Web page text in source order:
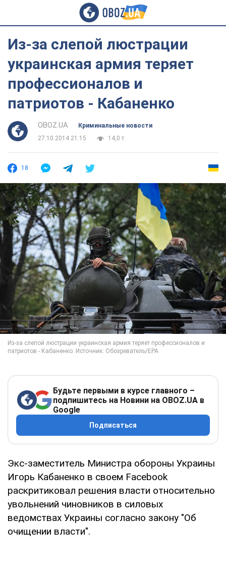
Из-за слепой люстрации
украинская армия теряет
профессионалов и
патриотов - Кабаненко
OBOZ.UA
Криминальные новости
27.10.2014 21:15
14,0 т.
18
Будьте первыми в курсе главного –
подпишитесь на Новини на OBOZ.UA в
Google
Подписаться
Экс-заместитель Министра обороны Украины
Игорь Кабаненко в своем Facebook
раскритиковал решения власти относительно
увольнений чиновников в силовых
ведомствах Украины согласно закону "Об
очищении власти".